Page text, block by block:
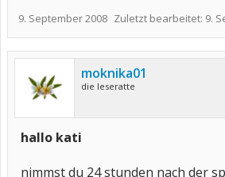
9. September 2008 Zuletzt bearbeitet: 9.
moknika01
die leseratte
hallo kati
nimmst du 24 stunden nach der